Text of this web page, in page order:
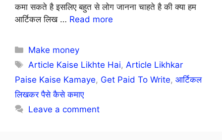
कमा सकते है इसलिए बहुत से लोग जानना चाहते है की क्या हम
आर्टिकल लिख … Read more
Categories
Make money
Tags
Article Kaise Likhte Hai, Article Likhkar
Paise Kaise Kamaye, Get Paid To Write, आर्टिकल
लिखकर पैसे कैसे कमाए
Leave a comment